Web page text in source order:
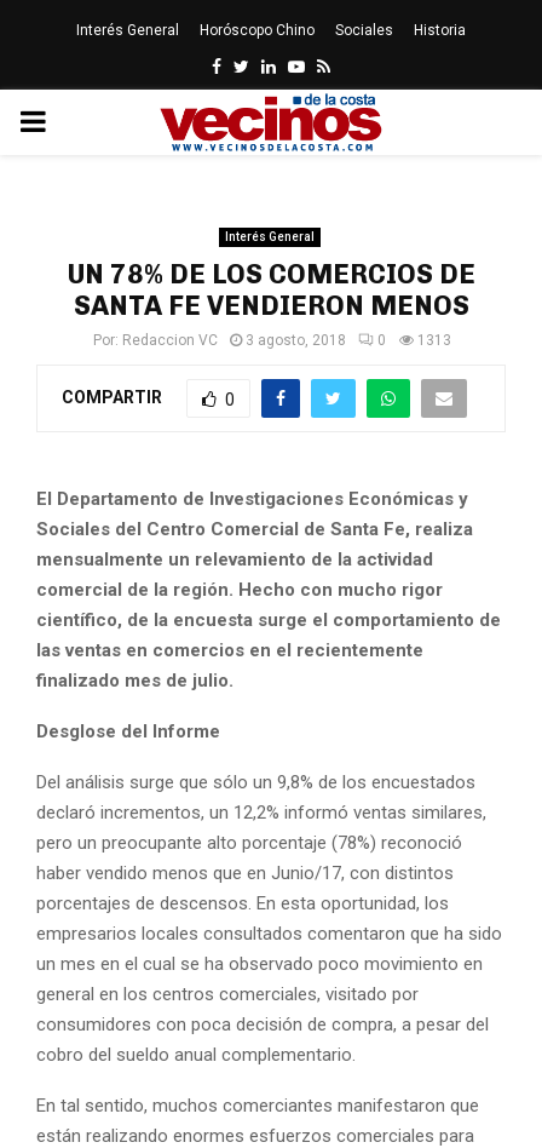
Interés General Horóscopo Chino Sociales Historia
Facebook
Twitter
LinkedinYoutube
Rss
PRIMARY
Interés General
UN 78% DE LOS COMERCIOS DE
SANTA FE VENDIERON MENOS
Por: Redaccion VC 3 agosto, 2018 0 1313
COMPARTIR 0
El Departamento de Investigaciones Económicas y
Sociales del Centro Comercial de Santa Fe, realiza
mensualmente un relevamiento de la actividad
comercial de la región. Hecho con mucho rigor
científico, de la encuesta surge el comportamiento de
las ventas en comercios en el recientemente
finalizado mes de julio.
Desglose del Informe
Del análisis surge que sólo un 9,8% de los encuestados
declaró incrementos, un 12,2% informó ventas similares,
pero un preocupante alto porcentaje (78%) reconoció
haber vendido menos que en Junio/17, con distintos
porcentajes de descensos. En esta oportunidad, los
empresarios locales consultados comentaron que ha sido
un mes en el cual se ha observado poco movimiento en
general en los centros comerciales, visitado por
consumidores con poca decisión de compra, a pesar del
cobro del sueldo anual complementario.
En tal sentido, muchos comerciantes manifestaron que
están realizando enormes esfuerzos comerciales para